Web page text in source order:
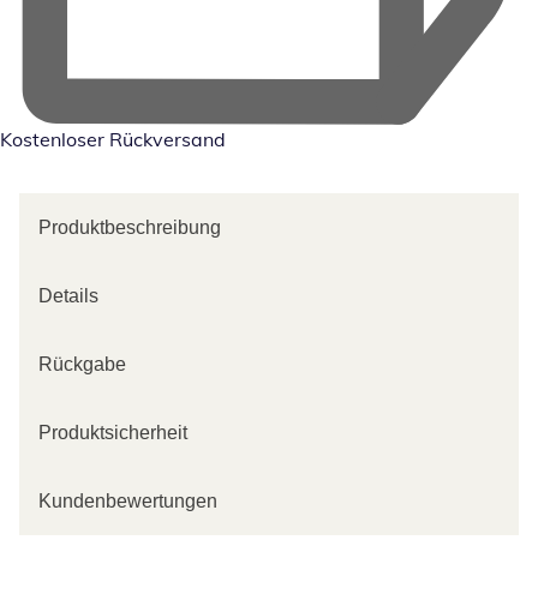
Kostenloser Rückversand
Produktbeschreibung
Details
Rückgabe
Produktsicherheit
Kundenbewertungen